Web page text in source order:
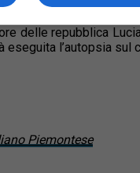
delle repubblica
l’autopsia sul
Piemontese